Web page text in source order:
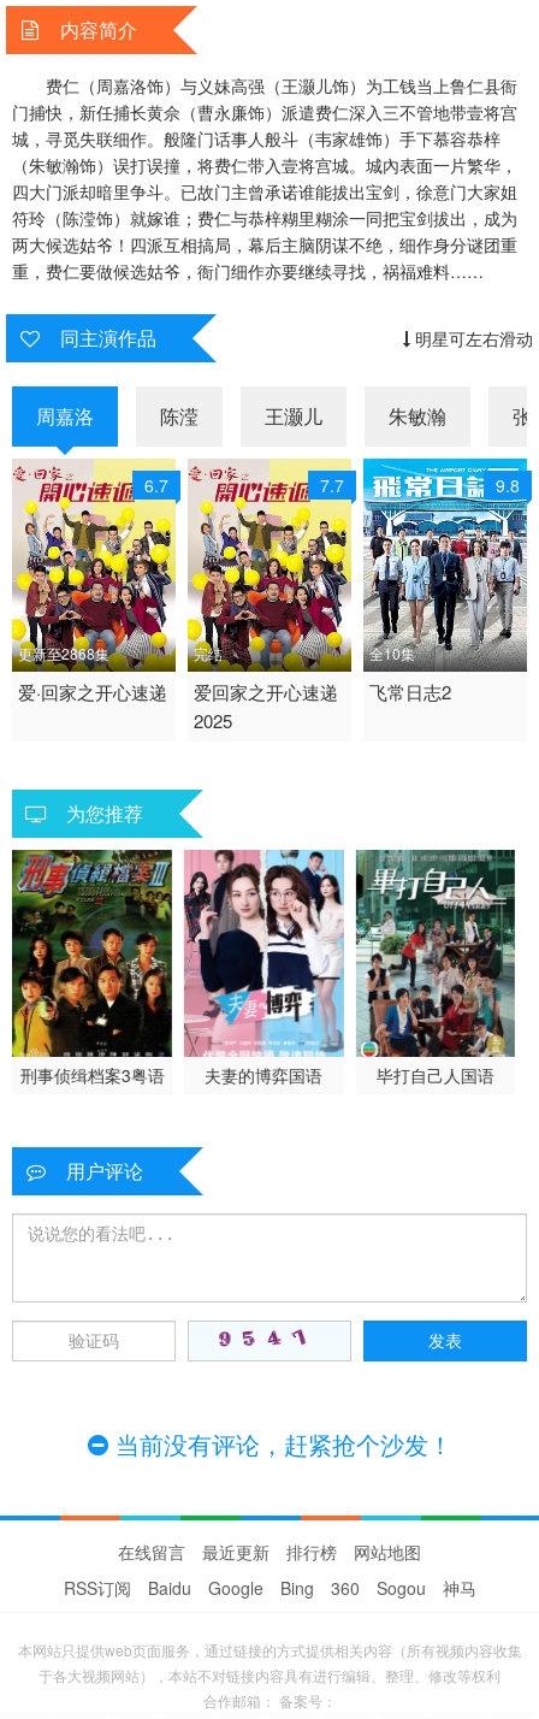
第22集
第25集
内容简介
费仁（周嘉洛饰）与义妹高强（王灏儿饰）为工钱当上鲁仁县衙
门捕快，新任捕长黄佘（曹永廉饰）派遣费仁深入三不管地带壹将宫
城，寻觅失联细作。般隆门话事人般斗（韦家雄饰）手下慕容恭梓
（朱敏瀚饰）误打误撞，将费仁带入壹将宫城。城內表面一片繁华，
四大门派却暗里争斗。已故门主曾承诺谁能拔出宝剑，徐意门大家姐
符玲（陈滢饰）就嫁谁；费仁与恭梓糊里糊涂一同把宝剑拔出，成为
两大候选姑爷！四派互相搞局，幕后主脑阴谋不绝，细作身分谜团重
重，费仁要做候选姑爷，衙门细作亦要继续寻找，祸福难料……
同主演作品 明星可左右滑动
周嘉洛 陈滢 王灏儿 朱敏瀚 张
6.7
更新至2868集
2017 / 中国香港 / 粤语
爱·回家之开心速递
7.7
完结
2017 / 中国香港 / 粤语
剧情 喜剧 家庭 港剧 香
爱回家之开心速递
2025
9.8
全10集
2026 / 中国香港 / 粤语
飞常日志2
为您推荐
刑事侦缉档案3粤语 夫妻的博弈国语 毕打自己人国语
用户评论
当前没有评论，赶紧抢个沙发！
在线留言 最近更新 排行榜
网站地图
RSS订阅
Baidu Google Bing 360 Sogou 神马
本网站只提供web页面服务，通过链接的方式提供相关内容（所有视频内容收集
于各大视频网站），本站不对链接内容具有进行编辑、整理、修改等权利
合作邮箱： 备案号：